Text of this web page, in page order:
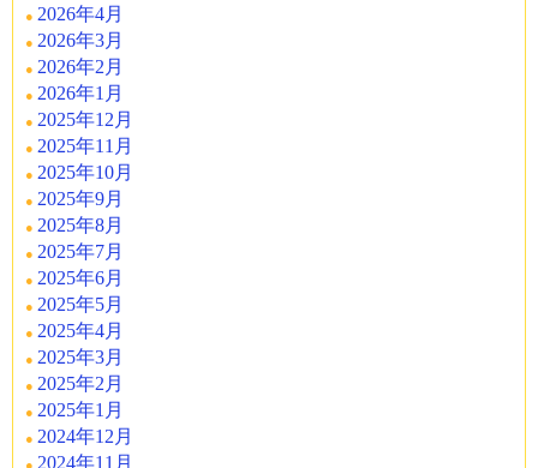
2026年4月
2026年3月
2026年2月
2026年1月
2025年12月
2025年11月
2025年10月
2025年9月
2025年8月
2025年7月
2025年6月
2025年5月
2025年4月
2025年3月
2025年2月
2025年1月
2024年12月
2024年11月